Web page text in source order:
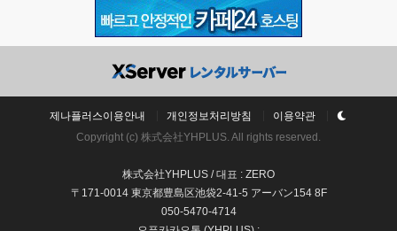
제나플러스이용안내 개인정보처리방침
이용약관
Copyright (c) 株式会社YHPLUS. All rights reserved.
株式会社YHPLUS / 대표 : ZERO
〒171-0014 東京都豊島区池袋2-41-5 アーバン154 8F
050-5470-4714